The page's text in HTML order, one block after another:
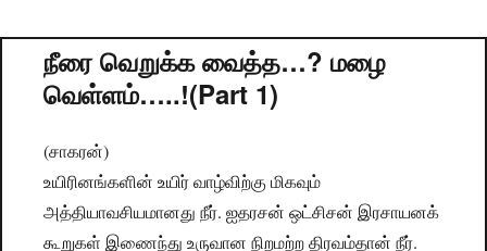
நீரை வெறுக்க வைத்த…? மழை
வெள்ளம்…..!(Part 1)
(சாகரன்)
உயிரினங்களின் உயிர் வாழ்விற்கு மிகவும்
அத்தியாவசியமானது நீர். ஐதரசன் ஒட்சிசன் இரசாயனக்
கூறுகள் இணைந்து உருவான நிறமற்ற திரவம்தான் நீர்.